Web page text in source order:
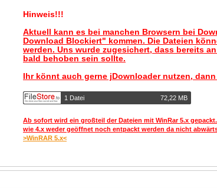
Hinweis!!!
Aktuell kann es bei manchen Browsern bei
Download Blockiert" kommen. Die Dateien
werden. Uns wurde zugesichert, dass bereits
bald behoben sein sollte.
Ihr könnt auch gerne jDownloader nutzen,
1 Datei 72,22 MB
Ab sofort wird ein großteil der Dateien mit WinRar 5.x
wie 4.x weder geöffnet noch entpackt werden da nicht
>WinRAR 5.x<